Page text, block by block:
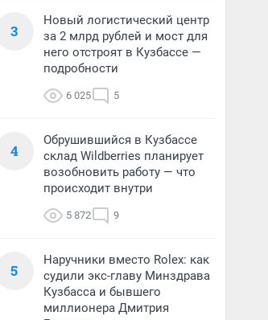
3
Новый логистический центр
за 2 млрд рублей и мост для
него отстроят в Кузбассе —
подробности
6 025 5
4
Обрушившийся в Кузбассе
склад Wildberries планирует
возобновить работу — что
происходит внутри
5 872 9
5
Наручники вместо Rolex: как
судили экс-главу Минздрава
Кузбасса и бывшего
миллионера Дмитрия